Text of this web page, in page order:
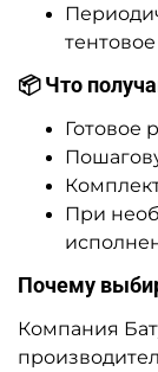
📦 Что
Готовое
При
Почему
Компания